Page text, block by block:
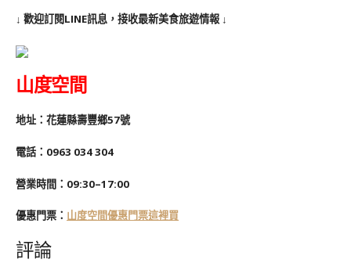
↓ 歡迎訂閱LINE訊息，接收最新美食旅遊情報 ↓
山度空間
地址：花蓮縣壽豐鄉57號
電話：0963 034 304
營業時間：09:30–17:00
優惠門票： 山度空間優惠門票這裡買
評論